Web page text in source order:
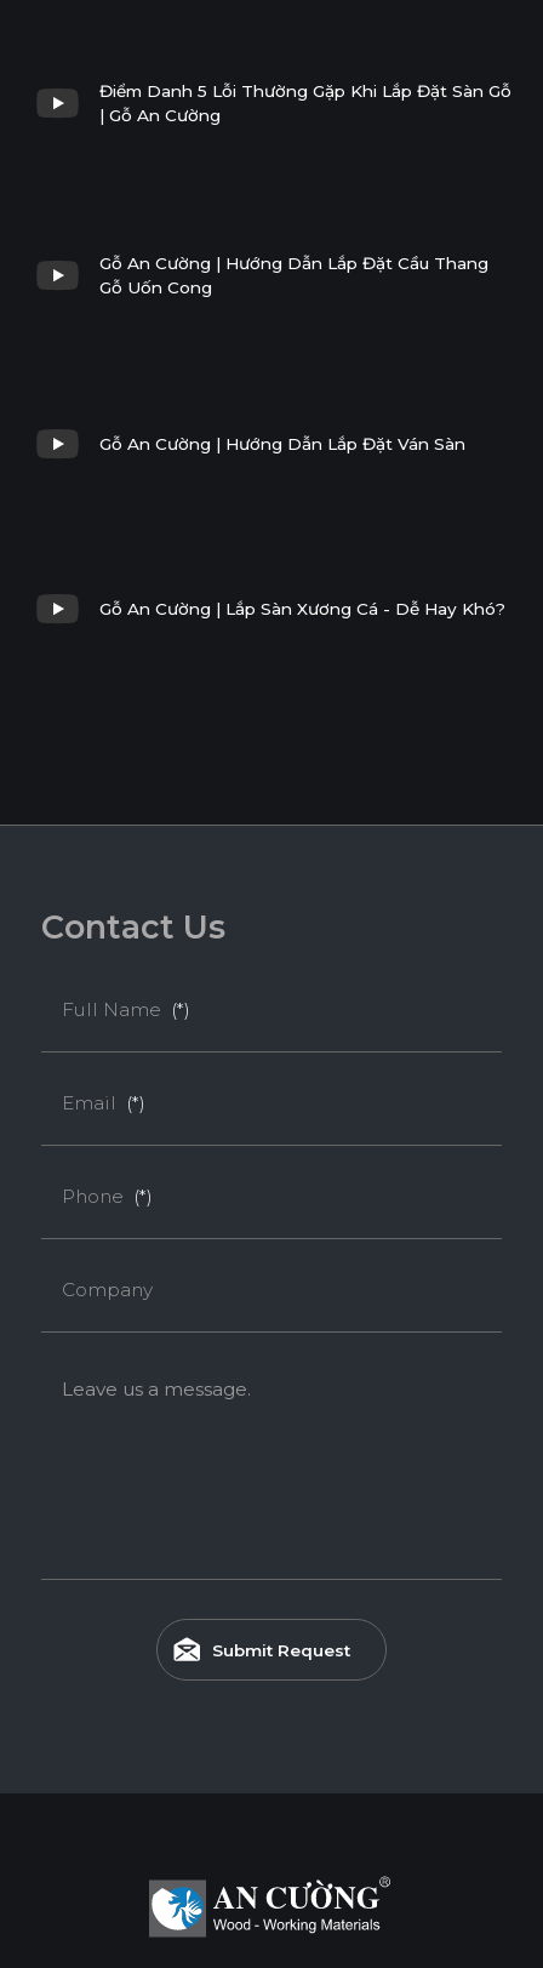
Điểm Danh 5 Lỗi Thường Gặp Khi Lắp Đặt Sàn Gỗ
| Gỗ An Cường
Gỗ An Cường | Hướng Dẫn Lắp Đặt Cầu Thang
Gỗ Uốn Cong
Gỗ An Cường | Hướng Dẫn Lắp Đặt Ván Sàn
Gỗ An Cường | Lắp Sàn Xương Cá - Dễ Hay Khó?
Contact Us
Full Name (*)
Email (*)
Phone (*)
Company
Leave us a message.
Submit Request